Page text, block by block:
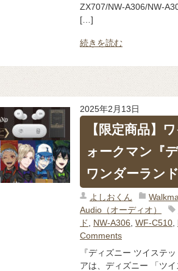
ZX707/NW-A306/NW-
[…]
続きを読む
2025年2月13日
【限定商品】
ォークマン『
ワンダーラン
よしおくん
Audio（オーディオ）
ド
NW-A306 WF-C510,
Comments
『ディズニー ツイステ
アは、ディズニー 「ツ